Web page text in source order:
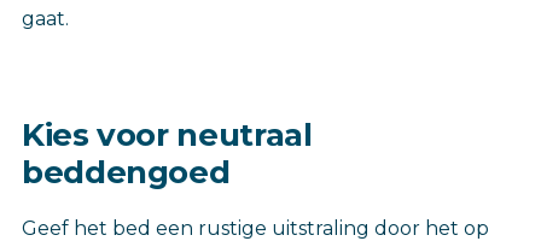
gaat.
Kies voor neutraal
beddengoed
Geef het bed een rustige uitstraling door het op